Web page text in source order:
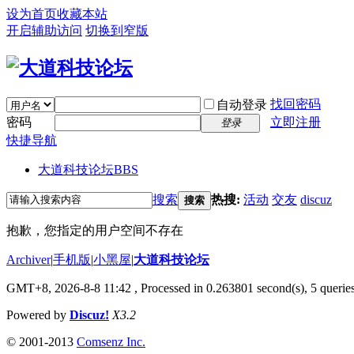
设为首页收藏本站
开启辅助访问 切换到窄版
自动登录 找回密码
密码
登录
立即注册
快捷导航
大道科技论坛BBS
搜索 搜索 热搜: 活动 交友 discuz
抱歉，您指定的用户空间不存在
Archiver|手机版|小黑屋|大道科技论坛
GMT+8, 2026-8-8 11:42 , Processed in 0.263801 second(s), 5
Powered by Discuz! X3.2
© 2001-2013 Comsenz Inc.